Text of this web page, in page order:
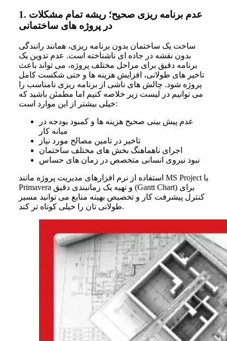
1. عدم برنامه ریزی صحیح؛ ریشه تمام مشکلات
در پروژه های ساختمانی
ساخت یک ساختمان بدون برنامه ریزی، همانند رانندگی
بدون نقشه در جاده ای ناشناخته است. عدم تدوین یک
برنامه دقیق برای مراحل مختلف پروژه، می تواند باعث
تاخیر های طولانی، افزایش هزینه ها و حتی شکست کامل
پروژه شود. چالش های ناشی از برنامه ریزی نامناسب را
می توانیم در لیست زیر خلاصه کنیم اما مطمئن باشید که
خیلی بیشتر از این موارد است:
عدم پیش بینی صحیح هزینه ها و کمبود بودجه در
میانه کار
تاخیر در تامین مصالح مورد نیاز
اجرای ناهماهنگ بخش های مختلف ساختمان
نبود نیروی انسانی متخصص در زمان های حساس
استفاده از نرم افزارهای مدیریت پروژه مانند MS Project یا
Primavera و تهیه یک زمانبندی دقیق (Gantt Chart) برای
کنترل پیشرفت کار و تخصیص بهینه منابع می توانید مسیر
طولانی تان را خیلی کوتاه تر کند.